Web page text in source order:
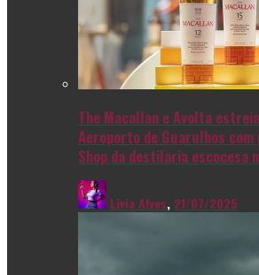
The Macallan e Avolta
Aeroporto de Guarulhos
Shop da destilaria escocesa
Livia Alves, 21/07/2025